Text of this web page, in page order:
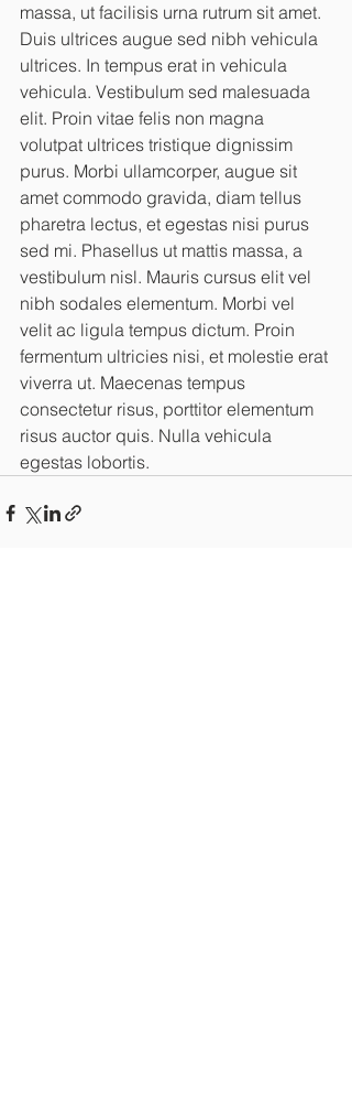
massa, ut facilisis urna rutrum sit amet.
Duis ultrices augue sed nibh vehicula
ultrices. In tempus erat in vehicula
vehicula. Vestibulum sed malesuada
elit. Proin vitae felis non magna
volutpat ultrices tristique dignissim
purus. Morbi ullamcorper, augue sit
amet commodo gravida, diam tellus
pharetra lectus, et egestas nisi purus
sed mi. Phasellus ut mattis massa, a
vestibulum nisl. Mauris cursus elit vel
nibh sodales elementum. Morbi vel
velit ac ligula tempus dictum. Proin
fermentum ultricies nisi, et molestie erat
viverra ut. Maecenas tempus
consectetur risus, porttitor elementum
risus auctor quis. Nulla vehicula
egestas lobortis.